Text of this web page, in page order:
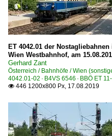
ET 4042.01 der
Wien Westbahnhof, am
Gerhard Zant
Österreich / Bahnhöfe / Wien
4042.01-02 · B4VS 6546 · BBÖ ET
 446 1200x800 Px, 17.08.2019